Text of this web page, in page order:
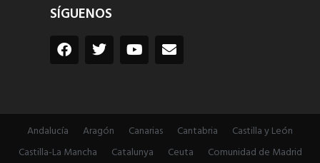
SÍGUENOS
Andalucía Aragón Canarias Cantabria
Castilla y León
Castilla-La Mancha
Catalunya Ceuta Comunidad de Madrid